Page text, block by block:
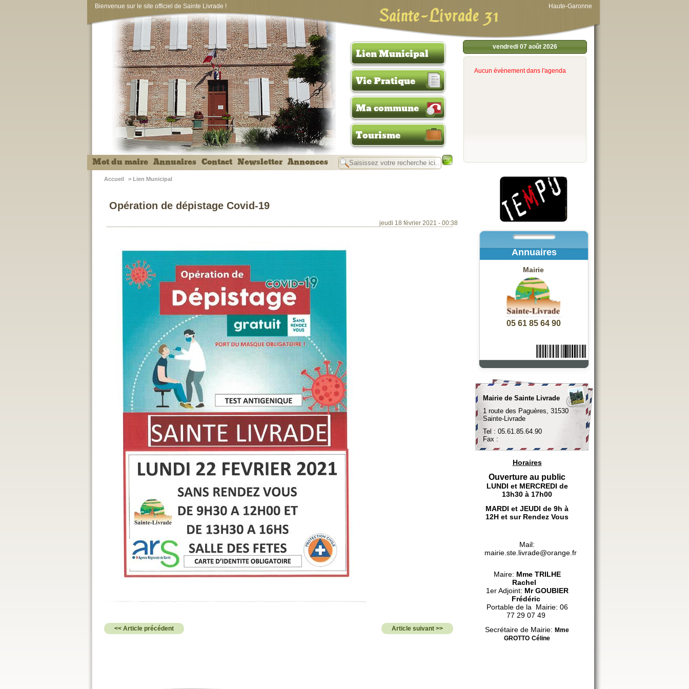
Bienvenue sur le site officiel de Sainte Livrade ! Sainte-Livrade 31 Haute-Garonne
Mot du maire Annuaires Contact Newsletter Annonces
Lien Municipal
Vie Pratique
Ma commune
Tourisme
vendredi 07 août 2026
Aucun évènement dans l'agenda
Accueil > Lien Municipal
Opération de dépistage Covid-19
jeudi 18 février 2021 - 00:38
<< Article précédent Article suivant >>
Annuaires
Mairie
05 61 85 64 90
Mairie de Sainte Livrade
1 route des Paguères, 31530
Sainte-Livrade
Tel : 05.61.85.64.90
Fax :
Horaires
Ouverture au public
LUNDI et MERCREDI de
13h30 à 17h00
MARDI et JEUDI de 9h à
12H et sur Rendez Vous
Mail:
mairie.ste.livrade@orange.fr
Maire: Mme TRILHE
Rachel
1er Adjoint: Mr GOUBIER
Frédéric
Portable de la Mairie: 06
77 29 07 49
Secrétaire de Mairie: Mme
GROTTO Céline